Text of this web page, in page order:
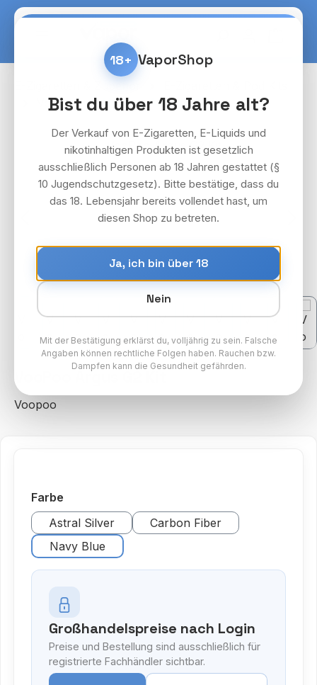
Zum Hauptinhalt springen
VooPoo
VooPoo Argus G2 Kit
Bildergalerie überspringen
VooPoo Argus G2 Kit
Voopoo
Farbeauswählen
Astral Silver
Carbon Fiber
Navy Blue
Großhandelspreise nach Login
Preise und Bestellung sind ausschließlich für
registrierte Fachhändler sichtbar.
18+ VaporShop
Bist du über 18 Jahre alt?
Der Verkauf von E-Zigaretten, E-Liquids und
nikotinhaltigen Produkten ist gesetzlich
ausschließlich Personen ab 18 Jahren gestattet (§
10 Jugendschutzgesetz). Bitte bestätige, dass du
das 18. Lebensjahr bereits vollendet hast, um
diesen Shop zu betreten.
Ja, ich bin über 18
Nein
Mit der Bestätigung erklärst du, volljährig zu sein. Falsche
Angaben können rechtliche Folgen haben. Rauchen bzw.
Dampfen kann die Gesundheit gefährden.